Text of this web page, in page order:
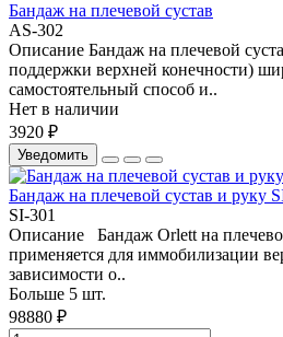
Бандаж на плечевой сустав
AS-302
Описание Бандаж на плечевой
поддержки верхней конечности)
самостоятельный способ и..
Нет в наличии
3920 ₽
Уведомить
Бандаж на плечевой сустав и руку
SI-301
Описание Бандаж Orlett на
применяется для иммобилизации
зависимости о..
Больше 5 шт.
98880 ₽